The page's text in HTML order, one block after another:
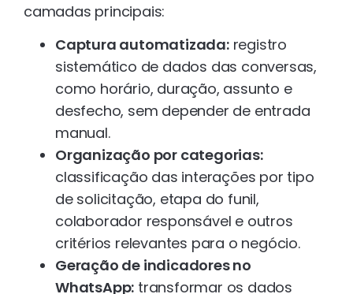
camadas principais:
Captura automatizada:registro
sistemático de dados das conversas,
como horário, duração, assunto e
desfecho, sem depender de entrada
manual.
Organização por categorias:
classificação das interações por tipo
de solicitação, etapa do funil,
colaborador responsável e outros
critérios relevantes para o negócio.
Geração de indicadores no
WhatsApp: transformar os dados